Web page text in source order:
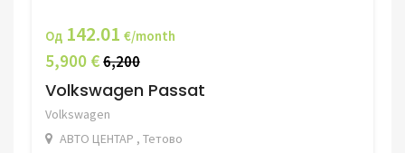
Од 142.01 €/month
5,900 €6,200
Volkswagen Passat
Volkswagen
АВТО ЦЕНТАР , Тетово